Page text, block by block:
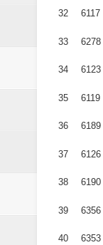
32 6117
33 6278
34 6123
35 6119
36 6189
37 6126
38 6190
39 6356
40 6353